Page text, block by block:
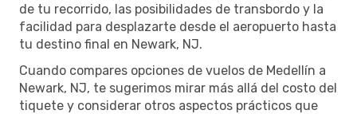
de tu recorrido, las posibilidades de transbordo y la
facilidad para desplazarte desde el aeropuerto hasta
tu destino final en Newark, NJ.
Cuando compares opciones de vuelos de Medellín a
Newark, NJ, te sugerimos mirar más allá del costo del
tiquete y considerar otros aspectos prácticos que